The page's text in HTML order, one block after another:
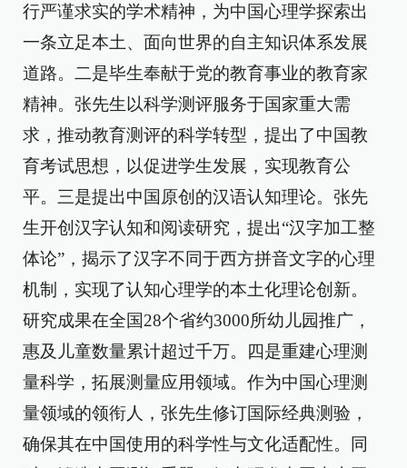
行严谨求实的学术精神，为中国心理学探索出
一条立足本土、面向世界的自主知识体系发展
道路。二是毕生奉献于党的教育事业的教育家
精神。张先生以科学测评服务于国家重大需
求，推动教育测评的科学转型，提出了中国教
育考试思想，以促进学生发展，实现教育公
平。三是提出中国原创的汉语认知理论。张先
生开创汉字认知和阅读研究，提出“汉字加工整
体论”，揭示了汉字不同于西方拼音文字的心理
机制，实现了认知心理学的本土化理论创新。
研究成果在全国28个省约3000所幼儿园推广，
惠及儿童数量累计超过千万。四是重建心理测
量科学，拓展测量应用领域。作为中国心理测
量领域的领衔人，张先生修订国际经典测验，
确保其在中国使用的科学性与文化适配性。同